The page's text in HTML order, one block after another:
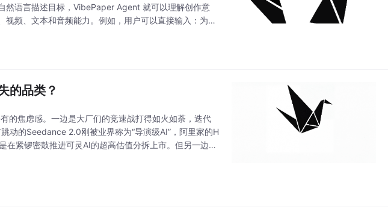
然语言描述目标，VibePaper Agent 就可以理解创作意
频、文本和音频能力。例如，用户可以直接输入：为一
的品类？
的焦虑感。一边是大厂们的竞速战打得如火如荼，迭代
动的Seedance 2.0刚被业界称为“导演级AI”，阿里家的H
紧锣密鼓推进可灵AI的超高估值分拆上市。但另一边，